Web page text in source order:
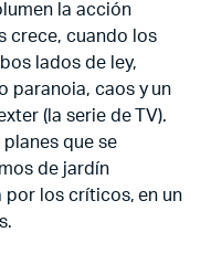
la acción
crece, cuando los
lados de ley,
paranoia, caos y un
(la serie de TV).
que se
de jardín
por los críticos, en un